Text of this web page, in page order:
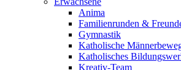
Anima
Familienrunden &
Gymnastik
Katholische
Katholisches
Kreativ-Team